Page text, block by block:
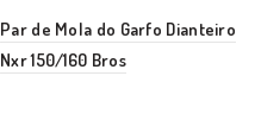
Par de Mola do Garfo Dianteiro
Nxr 150/160 Bros